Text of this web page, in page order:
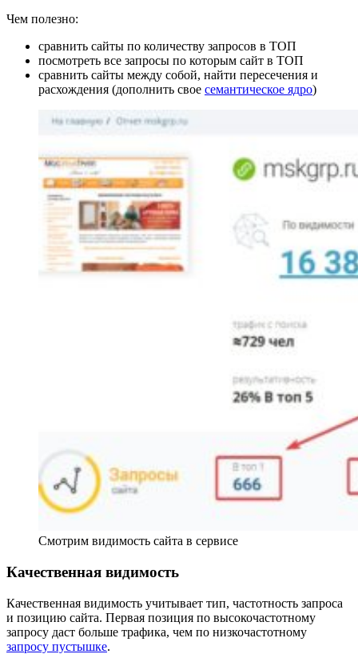
Чем полезно:
сравнить сайты по количеству запросов в ТОП
посмотреть все запросы по которым сайт в ТОП
сравнить сайты между собой, найти пересечения и
расхождения (дополнить свое семантическое ядро)
Смотрим видимость сайта в сервисе
Качественная видимость
Качественная видимость учитывает тип, частотность запроса
и позицию сайта. Первая позиция по высокочастотному
запросу даст больше трафика, чем по низкочастотному
запросу пустышке.